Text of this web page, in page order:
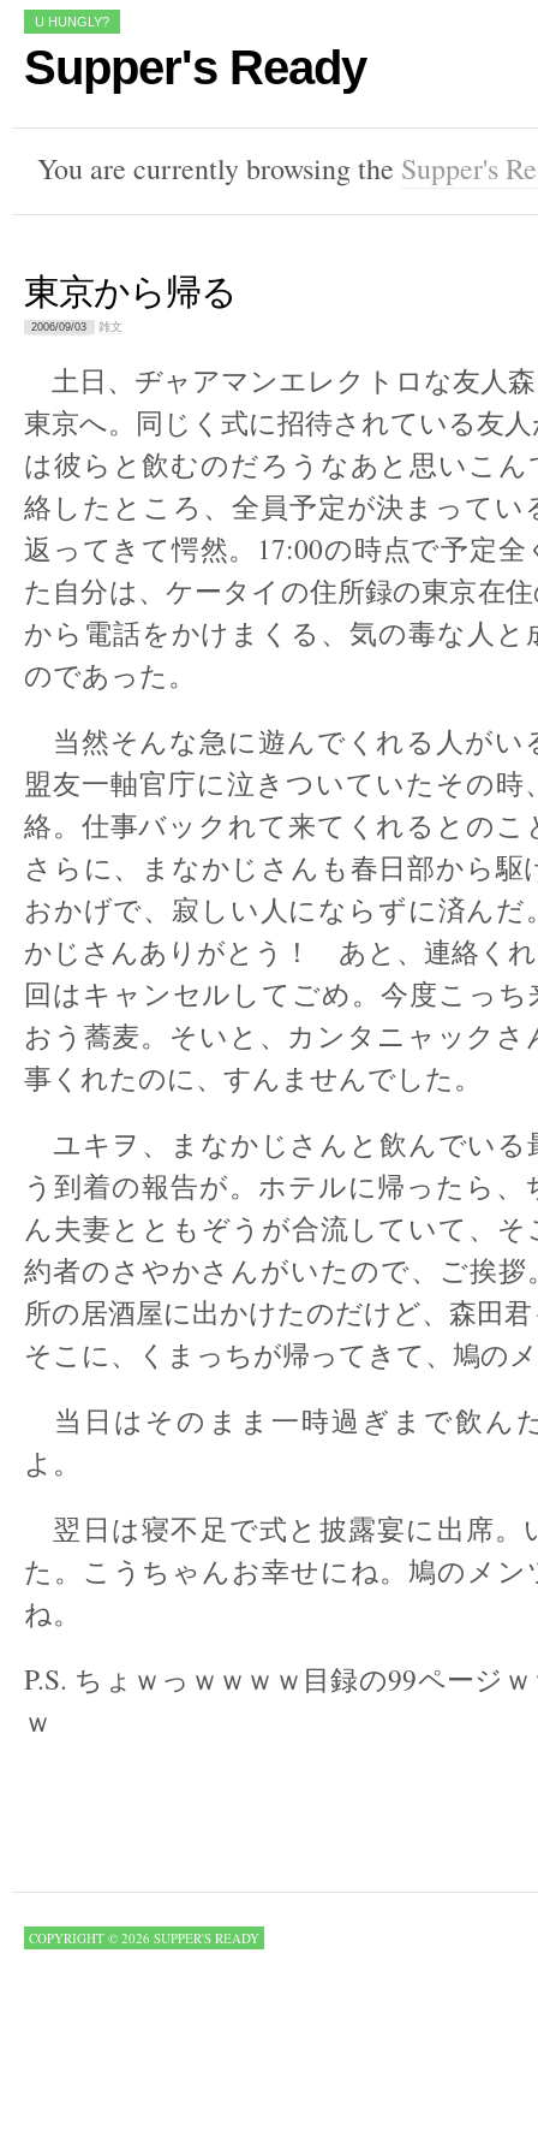
U HUNGLY?
Supper's Ready
You are currently browsing the Supper's
東京から帰る
2006/09/03 雑文
土日、ヂャアマンエレクトロな友人
東京へ。同じく式に招待されている友
は彼らと飲むのだろうなあと思いこん
絡したところ、全員予定が決まってい
返ってきて愕然。17:00の時点で予定
た自分は、ケータイの住所録の東京在
から電話をかけまくる、気の毒な人と
のであった。
当然そんな急に遊んでくれる人がい
盟友一軸官庁に泣きついていたその時
絡。仕事バックれて来てくれるとのこ
さらに、まなかじさんも春日部から駆
おかげで、寂しい人にならずに済んだ
かじさんありがとう！ あと、連絡く
回はキャンセルしてごめ。今度こっち
おう蕎麦。そいと、カンタニャックさ
事くれたのに、すんませんでした。
ユキヲ、まなかじさんと飲んでいる
う到着の報告が。ホテルに帰ったら
ん夫妻とともぞうが合流していて、そ
約者のさやかさんがいたので、ご挨拶
所の居酒屋に出かけたのだけど、森田
そこに、くまっちが帰ってきて、鳩の
当日はそのまま一時過ぎまで飲ん
よ。
翌日は寝不足で式と披露宴に出席。
た。こうちゃんお幸せにね。鳩のメン
ね。
P.S. ちょｗっｗｗｗｗ目録の99ページ
ｗ
COPYRIGHT © 2026 SUPPER'S READY